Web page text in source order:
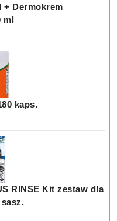
+ Dermokrem
ml
kaps.
RINSE Kit zestaw dla